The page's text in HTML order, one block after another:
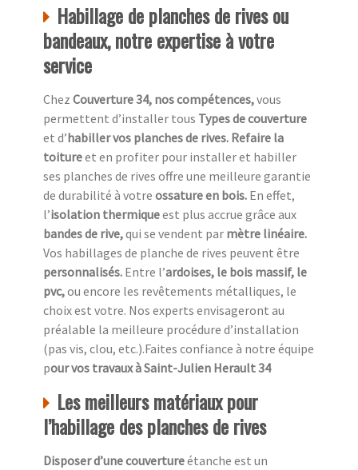
Habillage de planches de rives ou
bandeaux, notre expertise à votre
service
Chez Couverture 34, nos compétences,vous
permettent d’installer tous Types de couverture
et d’habiller vos planches de rives. Refaire la
toitureet en profiter pour installer et habiller
ses planches de rives offre une meilleure garantie
de durabilité à votre ossature en bois. En effet,
l’isolation thermiqueest plus accrue grâce aux
bandes de rive,qui se vendent par mètre linéaire.
Vos habillages de planche de rives peuvent être
personnalisés. Entre l’ardoises, le bois massif, le
pvc,ou encore les revêtements métalliques, le
choix est votre. Nos experts envisageront au
préalable la meilleure procédure d’installation
(pas vis, clou, etc.).Faites confiance à notre équipe
pour vos travaux à Saint-Julien Herault 34
Les meilleurs matériaux pour
l’habillage des planches de rives
Disposer d’une couvertureétanche est un